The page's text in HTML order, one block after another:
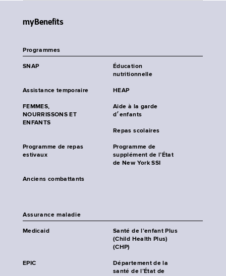
myBenefits
Programmes
SNAP
Éducation
nutritionnelle
Assistance temporaire HEAP
FEMMES,
NOURRISSONS ET
ENFANTS
Aide à la garde
d׳enfants
Repas scolaires
Programme de repas
estivaux
Programme de
supplément de l’État
de New York SSI
Anciens combattants
Assurance maladie
Medicaid
Santé de l’enfant Plus
(Child Health Plus)
(CHP)
EPIC
Département de la
santé de l’État de